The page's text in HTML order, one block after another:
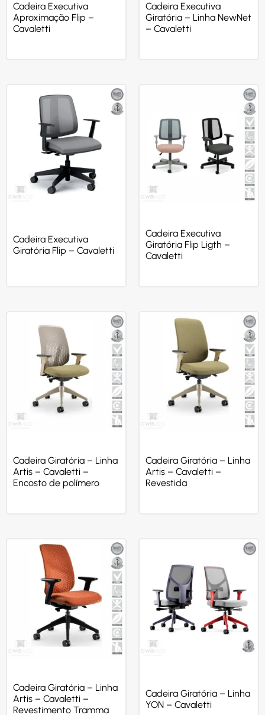
Cadeira Executiva
Aproximação Flip –
Cavaletti
Cadeira Executiva
Giratória – Linha NewNet
– Cavaletti
Cadeira Executiva
Giratória Flip – Cavaletti
Cadeira Executiva
Giratória Flip Ligth –
Cavaletti
Cadeira Giratória – Linha
Artis – Cavaletti –
Encosto de polímero
Cadeira Giratória – Linha
Artis – Cavaletti –
Revestida
Cadeira Giratória – Linha
Artis – Cavaletti –
Revestimento Tramma
Cadeira Giratória – Linha
YON – Cavaletti